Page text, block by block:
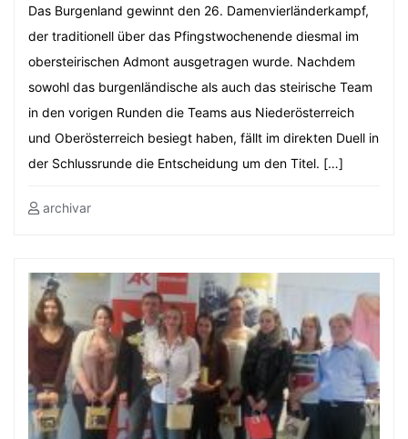
Das Burgenland gewinnt den 26. Damenvierländerkampf,
der traditionell über das Pfingstwochenende diesmal im
obersteirischen Admont ausgetragen wurde. Nachdem
sowohl das burgenländische als auch das steirische Team
in den vorigen Runden die Teams aus Niederösterreich
und Oberösterreich besiegt haben, fällt im direkten Duell in
der Schlussrunde die Entscheidung um den Titel. […]
archivar